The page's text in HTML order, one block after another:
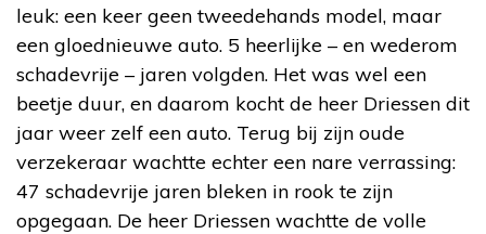
leuk: een keer geen tweedehands model, maar
een gloednieuwe auto. 5 heerlijke – en wederom
schadevrije – jaren volgden. Het was wel een
beetje duur, en daarom kocht de heer Driessen dit
jaar weer zelf een auto. Terug bij zijn oude
verzekeraar wachtte echter een nare verrassing:
47 schadevrije jaren bleken in rook te zijn
opgegaan. De heer Driessen wachtte de volle